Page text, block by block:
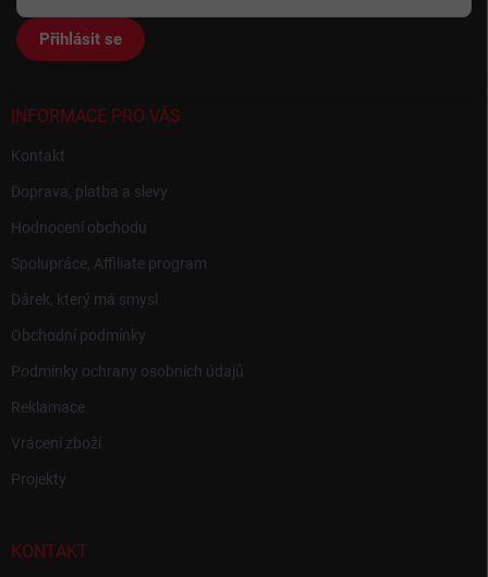
Přihlásit se
INFORMACE PRO VÁS
Kontakt
Doprava, platba a slevy
Hodnocení obchodu
Spolupráce, Affiliate program
Dárek, který má smysl
Obchodní podmínky
Podmínky ochrany osobních údajů
Reklamace
Vrácení zboží
Projekty
KONTAKT